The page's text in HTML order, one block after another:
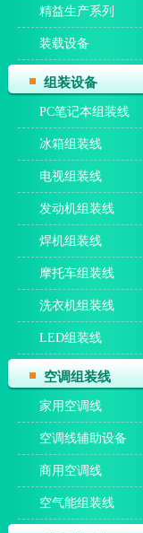
精益生产系列
装载设备
组装设备
PC笔记本组装线
冰箱组装线
电视组装线
发动机组装线
焊机组装线
摩托车组装线
洗衣机组装线
LED组装线
空调组装线
家用空调线
空调线辅助设备
商用空调线
空气能组装线